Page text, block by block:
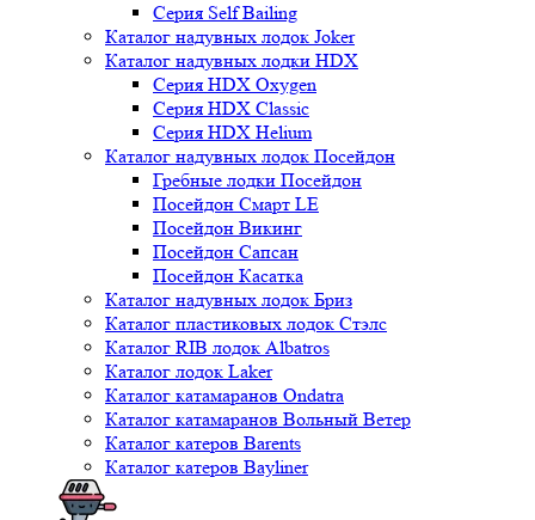
Серия Self Bailing
Каталог надувных лодок Joker
Каталог надувных лодки HDX
Серия HDX Oxygen
Серия HDX Classic
Серия HDX Helium
Каталог надувных лодок Посейдон
Гребные лодки Посейдон
Посейдон Смарт LE
Посейдон Викинг
Посейдон Сапсан
Посейдон Касатка
Каталог надувных лодок Бриз
Каталог пластиковых лодок Стэлс
Каталог RIB лодок Albatros
Каталог лодок Laker
Каталог катамаранов Ondatra
Каталог катамаранов Вольный Ветер
Каталог катеров Barents
Каталог катеров Bayliner